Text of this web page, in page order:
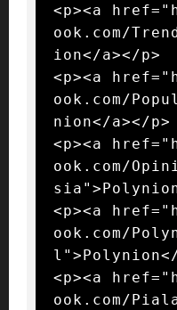
<p><a
ook.com/
ion</a></p>
<p><a
ook.com/
nion</a></p>
<p><a
ook.com/
<p><a
ook.com/
<p><a
ook.com/